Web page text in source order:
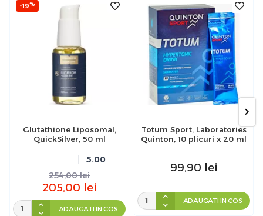
-19%
Glutathione Liposomal,
QuickSilver, 50 ml
5.00
254,00 lei
205,00 lei
ADAUGATI IN COS
Totum Sport, Laboratories
Quinton, 10 plicuri x 20 ml
99,90 lei
ADAUGATI IN COS